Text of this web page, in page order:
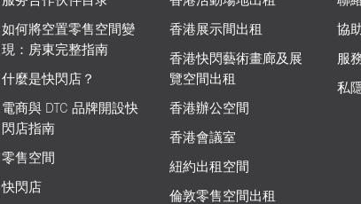
如何將空置零售空間變
現：房東完整指南
什麼是快閃店？
電商與 DTC 品牌開設快
閃店指南
零售空間
快閃店
香港展示間出租
香港快閃藝術畫廊及展
覽空間出租
香港辦公空間
香港會議室
紐約出租空間
倫敦零售空間出租
協
服
私